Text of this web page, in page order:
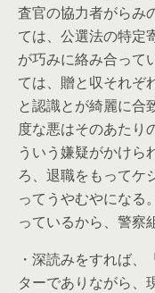
査官の協力者がらみ
ては、公選法の特定
が巧みに絡み合って
ては、贈と収それぞ
と認識とが綺麗に合
度な悪はそのあたり
ういう嫌疑がかけら
ろ、退職をもってケ
ってうやむやになる
っているから、警察
・深読みをすれば
ターでありながら、